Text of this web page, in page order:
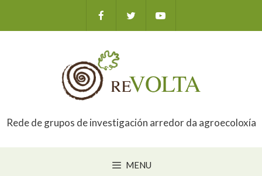
Rede de grupos de investigación arredor da agroecoloxía
MENU